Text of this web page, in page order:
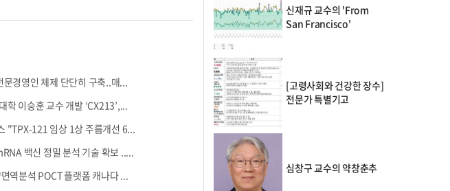
경영인 체제 단단히 구축..매...
학 이승훈 교수 개발 ‘CX213’,...
"TPX-121 임상 1상 주름개선 6...
백신 정밀 분석 기술 확보 .....
역분석 POCT 플랫폼 캐나다 ...
신재규 교수의 'From
San Francisco'
[고령사회와 건강한 장수]
전문가 특별기고
심창구 교수의 약창춘추